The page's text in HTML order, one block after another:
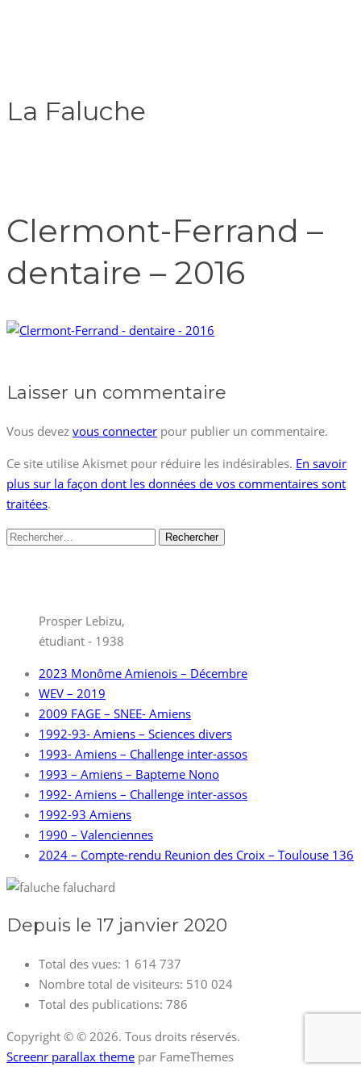
La Faluche
Clermont-Ferrand –
dentaire – 2016
Laisser un commentaire
Vous devez vous connecter pour publier un commentaire.
Ce site utilise Akismet pour réduire les indésirables. En savoir
plus sur la façon dont les données de vos commentaires sont
traitées.
Rechercher :
Prosper Lebizu,
étudiant - 1938
2023 Monôme Amienois – Décembre
WEV – 2019
2009 FAGE – SNEE- Amiens
1992-93- Amiens – Sciences divers
1993- Amiens – Challenge inter-assos
1993 – Amiens – Bapteme Nono
1992- Amiens – Challenge inter-assos
1992-93 Amiens
1990 – Valenciennes
2024 – Compte-rendu Reunion des Croix – Toulouse 136
Depuis le 17 janvier 2020
Total des vues: 1 614 737
Nombre total de visiteurs: 510 024
Total des publications: 786
Copyright © © 2026. Tous droits réservés.
Screenr parallax theme par FameThemes